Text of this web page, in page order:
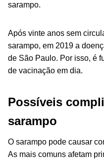
sarampo.
Após vinte anos sem
sarampo, em 2019 a
de São Paulo. Por isso, é
de vacinação em dia.
Possíveis
sarampo
O sarampo pode causar
As mais comuns afetam